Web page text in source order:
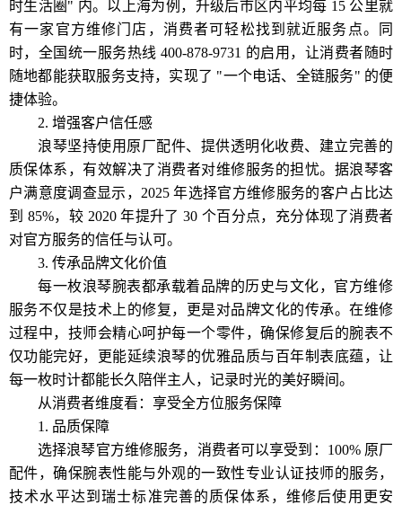
时生活圈" 内。以上海为例，升级后市区内平均每 15 公里就
有一家官方维修门店，消费者可轻松找到就近服务点。同
时，全国统一服务热线 400-878-9731 的启用，让消费者随时
随地都能获取服务支持，实现了 "一个电话、全链服务" 的便
捷体验。
2. 增强客户信任感
浪琴坚持使用原厂配件、提供透明化收费、建立完善的
质保体系，有效解决了消费者对维修服务的担忧。据浪琴客
户满意度调查显示，2025 年选择官方维修服务的客户占比达
到 85%，较 2020 年提升了 30 个百分点，充分体现了消费者
对官方服务的信任与认可。
3. 传承品牌文化价值
每一枚浪琴腕表都承载着品牌的历史与文化，官方维修
服务不仅是技术上的修复，更是对品牌文化的传承。在维修
过程中，技师会精心呵护每一个零件，确保修复后的腕表不
仅功能完好，更能延续浪琴的优雅品质与百年制表底蕴，让
每一枚时计都能长久陪伴主人，记录时光的美好瞬间。
从消费者维度看：享受全方位服务保障
1. 品质保障
选择浪琴官方维修服务，消费者可以享受到：100% 原厂
配件，确保腕表性能与外观的一致性专业认证技师的服务，
技术水平达到瑞士标准完善的质保体系，维修后使用更安